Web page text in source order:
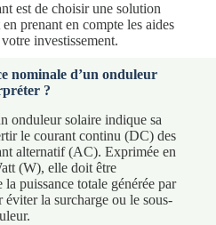
est de choisir une solution
prenant en compte les aides
investissement.
nominale d’un onduleur
?
onduleur solaire indique sa
le courant continu (DC) des
alternatif (AC). Exprimée en
(W), elle doit être
puissance totale générée par
la surcharge ou le sous-